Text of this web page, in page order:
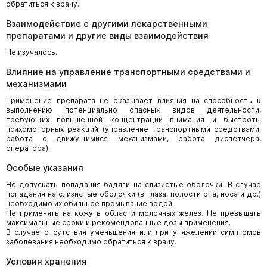
обратиться к врачу.
Взаимодействие с другими лекарственными
препаратами и другие виды взаимодействия
Не изучалось.
Влияние на управление транспортными средствами и
механизмами
Применение препарата не оказывает влияния на способность к
выполнению потенциально опасных видов деятельности,
требующих повышенной концентрации внимания и быстроты
психомоторных реакций (управление транспортными средствами,
работа с движущимися механизмами, работа диспетчера,
оператора).
Особые указания
Не допускать попадания бадяги на слизистые оболочки! В случае
попадания на слизистые оболочки (в глаза, полости рта, носа и др.)
необходимо их обильное промывание водой.
Не применять на кожу в области молочных желез. Не превышать
максимальные сроки и рекомендованные дозы применения.
В случае отсутствия уменьшения или при утяжелении симптомов
заболевания необходимо обратиться к врачу.
Условия хранения